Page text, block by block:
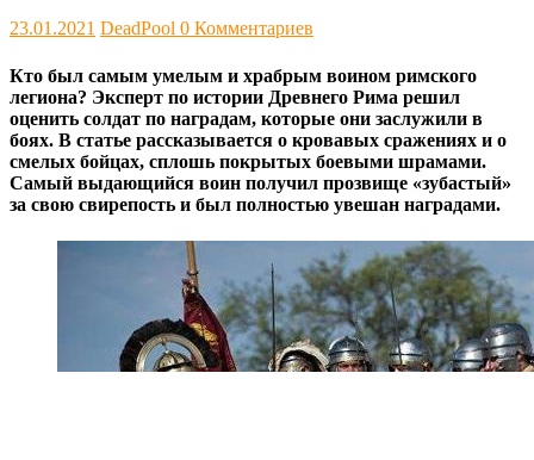
23.01.2021 DeadPool 0 Комментариев
Кто был самым умелым и храбрым воином римского
легиона? Эксперт по истории Древнего Рима решил
оценить солдат по наградам, которые они заслужили в
боях. В статье рассказывается о кровавых сражениях и о
смелых бойцах, сплошь покрытых боевыми шрамами.
Самый выдающийся воин получил прозвище «зубастый»
за свою свирепость и был полностью увешан наградами.